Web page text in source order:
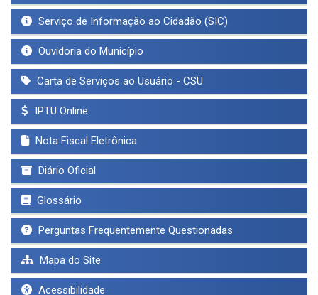
Serviço de Informação ao Cidadão (SIC)
Ouvidoria do Município
Carta de Serviços ao Usuário - CSU
IPTU Online
Nota Fiscal Eletrônica
Diário Oficial
Glossário
Perguntas Frequentemente Questionadas
Mapa do Site
Acessibilidade